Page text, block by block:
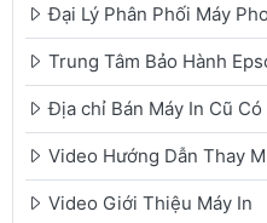
Đại Lý Phân Phối Máy
Trung Tâm Bảo Hành
Địa chỉ Bán Máy In Cũ
Video Hướng Dẫn Thay
Video Giới Thiệu Máy In